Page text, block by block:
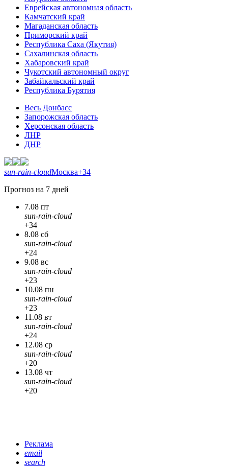
Еврейская автономная область
Камчатский край
Магаданская область
Приморский край
Республика Саха (Якутия)
Сахалинская область
Хабаровский край
Чукотский автономный округ
Забайкальский край
Республика Бурятия
Весь Донбасс
Запорожская область
Херсонская область
ЛНР
ДНР
sun-rain-cloudМосква+34
Прогноз на 7 дней
7.08 пт
sun-rain-cloud
+34
8.08 сб
sun-rain-cloud
+24
9.08 вс
sun-rain-cloud
+23
10.08 пн
sun-rain-cloud
+23
11.08 вт
sun-rain-cloud
+24
12.08 ср
sun-rain-cloud
+20
13.08 чт
sun-rain-cloud
+20
Реклама
email
search